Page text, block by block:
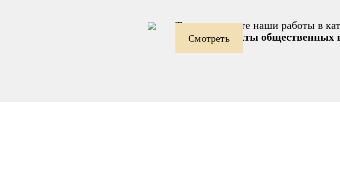
Также смотрите наши работы в
Дизайн-проекты
Смотреть